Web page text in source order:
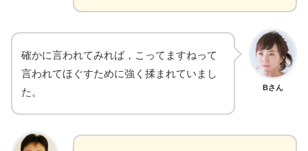
Bさん
確かに言われてみれば，こってますねって
言われてほぐすために強く揉まれていまし
た。